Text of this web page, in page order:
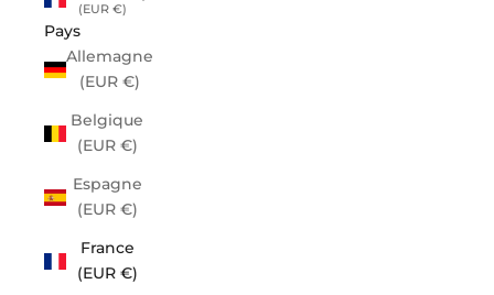
(EUR €)
Pays
Allemagne
(EUR €)
Belgique
(EUR €)
Espagne
(EUR €)
France
(EUR €)